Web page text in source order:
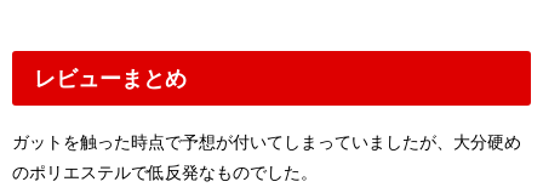
レビューまとめ
ガットを触った時点で予想が付いてしまっていましたが、大分硬め
のポリエステルで低反発なものでした。